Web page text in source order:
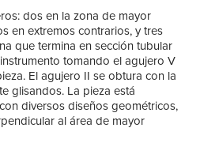
dos en la zona de mayor
en extremos contrarios, y tres
que termina en sección tubular
tomando el agujero V
El agujero II se obtura con la
glisandos. La pieza está
diversos diseños geométricos,
al área de mayor